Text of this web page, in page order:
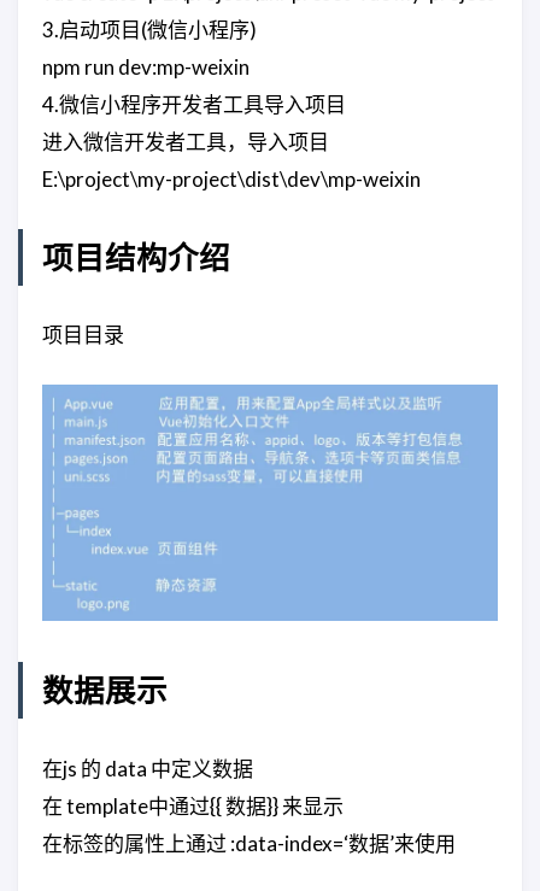
3.启动项目(微信小程序)
npm run dev:mp-weixin
4.微信小程序开发者工具导入项目
进入微信开发者工具，导入项目
E:\project\my-project\dist\dev\mp-weixin
项目结构介绍
项目目录
数据展示
在js 的 data 中定义数据
在 template中通过{{ 数据}} 来显示
在标签的属性上通过 :data-index=‘数据’来使用